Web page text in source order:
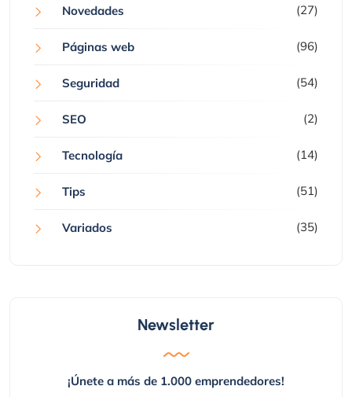
Novedades (27)
Páginas web (96)
Seguridad (54)
SEO (2)
Tecnología (14)
Tips (51)
Variados (35)
Newsletter
¡Únete a más de 1.000 emprendedores!